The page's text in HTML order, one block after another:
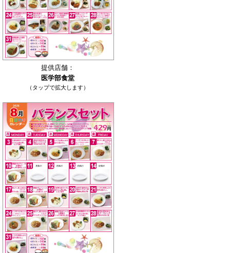
提供店舗：
医学部食堂
（タップで拡大します）